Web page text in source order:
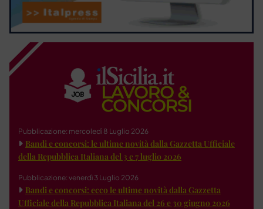
Pubblicazione: mercoledì 8 Luglio 2026
Bandi e concorsi: le ultime novità dalla Gazzetta Ufficiale
della Repubblica Italiana del 3 e 7 luglio 2026
Pubblicazione: venerdì 3 Luglio 2026
Bandi e concorsi: ecco le ultime novità dalla Gazzetta
Ufficiale della Repubblica Italiana del 26 e 30 giugno 2026